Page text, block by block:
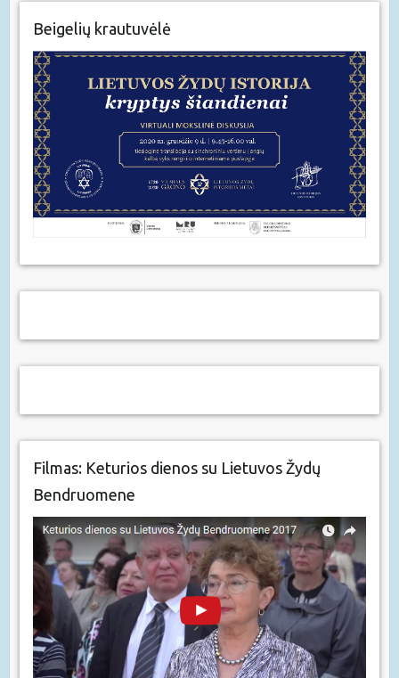
Beigelių krautuvėlė
Filmas: Keturios dienos su Lietuvos Žydų
Bendruomene